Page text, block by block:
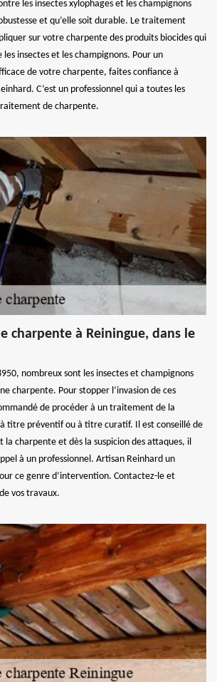
les insectes xylophages et les champignons
et qu’elle soit durable. Le traitement
sur votre charpente des produits biocides qui
insectes et les champignons. Pour un
de votre charpente, faites confiance à
C’est un professionnel qui a toutes les
de charpente.
charpente à Reiningue, dans le
nombreux sont les insectes et champignons
charpente. Pour stopper l’invasion de ces
de procéder à un traitement de la
titre préventif ou à titre curatif. Il est conseillé de
charpente et dès la suspicion des attaques, il
à un professionnel. Artisan Reinhard un
ce genre d’intervention. Contactez-le et
vos travaux.